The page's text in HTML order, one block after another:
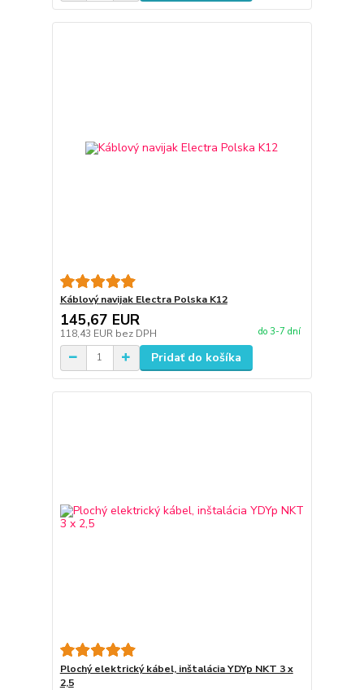
Káblový navijak Electra Polska K12
145,67 EUR
118,43 EUR bez DPH do 3-7 dní
Pridať do košíka
Plochý elektrický kábel, inštalácia YDYp NKT 3 x
2,5